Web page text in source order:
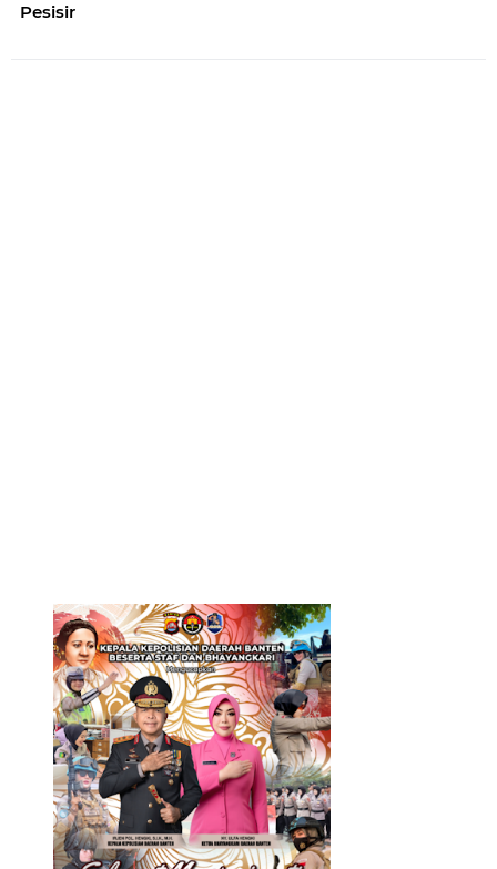
Pesisir